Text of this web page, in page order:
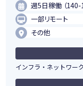
週5日稼働 （140-
一部リモート
その他
インフラ・ネットワー